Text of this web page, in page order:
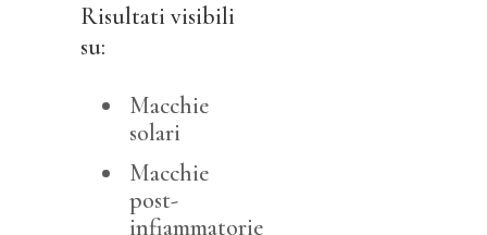
Risultati visibili
su:
Macchie
solari
Macchie
post-
infiammatorie